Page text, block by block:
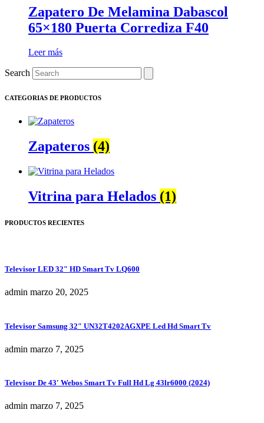
Zapatero De Melamina Dabascol
65×180 Puerta Corrediza F40
Leer más
Search
CATEGORIAS DE PRODUCTOS
Zapateros (4)
Vitrina para Helados (1)
PRODUCTOS RECIENTES
Televisor LED 32″ HD Smart Tv LQ600
admin marzo 20, 2025
Televisor Samsung 32″ UN32T4202AGXPE Led Hd Smart Tv
admin marzo 7, 2025
Televisor De 43′ Webos Smart Tv Full Hd Lg 43lr6000 (2024)
admin marzo 7, 2025